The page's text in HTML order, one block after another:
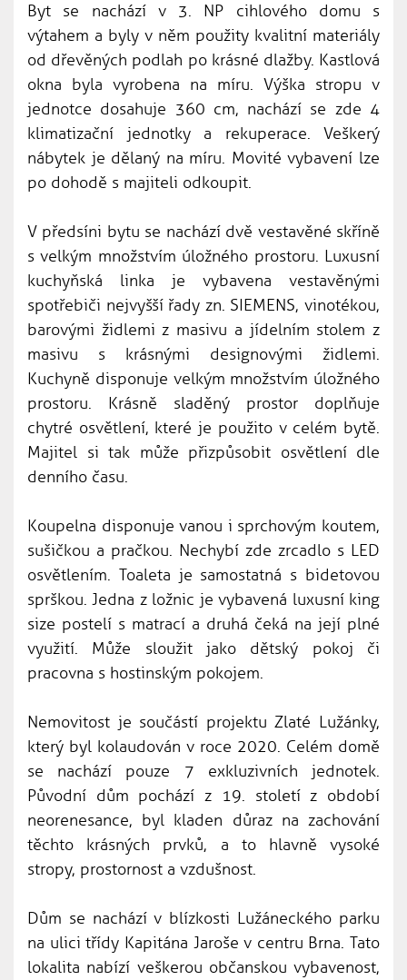
Byt se nachází v 3. NP cihlového domu s
výtahem a byly v něm použity kvalitní materiály
od dřevěných podlah po krásné dlažby. Kastlová
okna byla vyrobena na míru. Výška stropu v
jednotce dosahuje 360 cm, nachází se zde 4
klimatizační jednotky a rekuperace. Veškerý
nábytek je dělaný na míru. Movité vybavení lze
po dohodě s majiteli odkoupit.
V předsíni bytu se nachází dvě vestavěné skříně
s velkým množstvím úložného prostoru. Luxusní
kuchyňská linka je vybavena vestavěnými
spotřebiči nejvyšší řady zn. SIEMENS, vinotékou,
barovými židlemi z masivu a jídelním stolem z
masivu s krásnými designovými židlemi.
Kuchyně disponuje velkým množstvím úložného
prostoru. Krásně sladěný prostor doplňuje
chytré osvětlení, které je použito v celém bytě.
Majitel si tak může přizpůsobit osvětlení dle
denního času.
Koupelna disponuje vanou i sprchovým koutem,
sušičkou a pračkou. Nechybí zde zrcadlo s LED
osvětlením. Toaleta je samostatná s bidetovou
sprškou. Jedna z ložnic je vybavená luxusní king
size postelí s matrací a druhá čeká na její plné
využití. Může sloužit jako dětský pokoj či
pracovna s hostinským pokojem.
Nemovitost je součástí projektu Zlaté Lužánky,
který byl kolaudován v roce 2020. Celém domě
se nachází pouze 7 exkluzivních jednotek.
Původní dům pochází z 19. století z období
neorenesance, byl kladen důraz na zachování
těchto krásných prvků, a to hlavně vysoké
stropy, prostornost a vzdušnost.
Dům se nachází v blízkosti Lužáneckého parku
na ulici třídy Kapitána Jaroše v centru Brna. Tato
lokalita nabízí veškerou občanskou vybavenost,